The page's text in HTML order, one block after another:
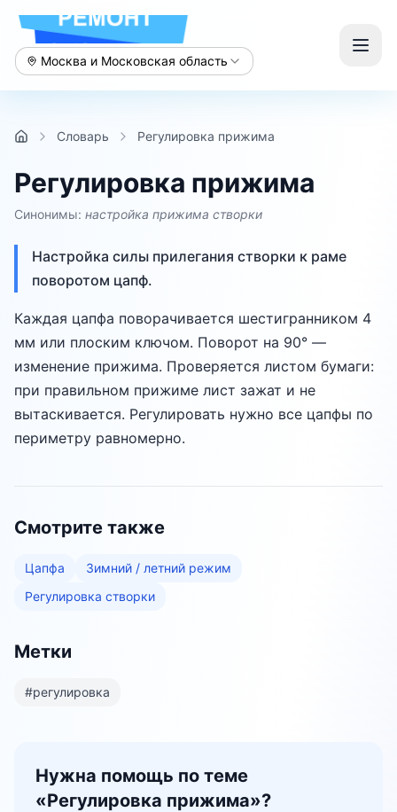
Москва и Московская область
Словарь Регулировка прижима
Регулировка прижима
Синонимы: настройка прижима створки
Настройка силы прилегания створки к раме
поворотом цапф.
Каждая цапфа поворачивается шестигранником 4
мм или плоским ключом. Поворот на 90° —
изменение прижима. Проверяется листом бумаги:
при правильном прижиме лист зажат и не
вытаскивается. Регулировать нужно все цапфы по
периметру равномерно.
Смотрите также
Цапфа
Зимний / летний режим
Регулировка створки
Метки
#регулировка
Нужна помощь по теме
«Регулировка прижима»?